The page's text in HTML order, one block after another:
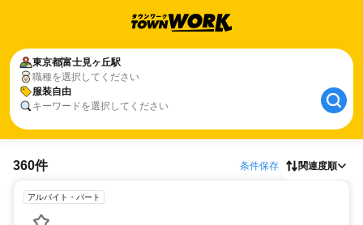
東京都富士見ヶ丘駅
職種を選択してください
服装自由
キーワードを選択してください
360件 条件保存 関連度順
アルバイト・パート